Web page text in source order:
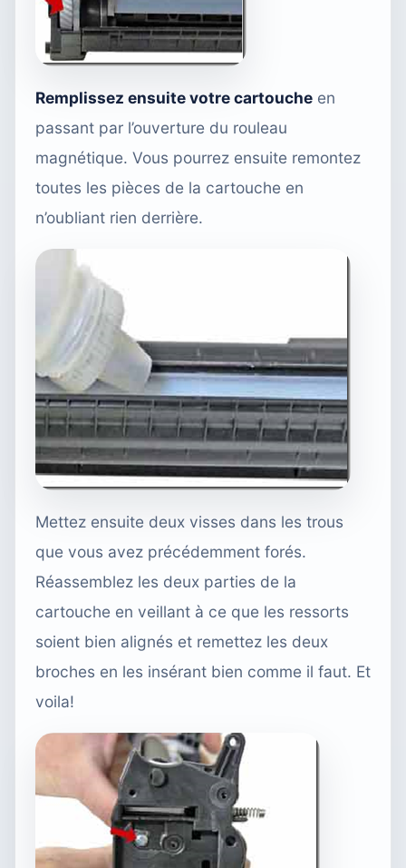
Remplissez ensuite votre cartouche en
passant par l’ouverture du rouleau
magnétique. Vous pourrez ensuite remontez
toutes les pièces de la cartouche en
n’oubliant rien derrière.
Mettez ensuite deux visses dans les trous
que vous avez précédemment forés.
Réassemblez les deux parties de la
cartouche en veillant à ce que les ressorts
soient bien alignés et remettez les deux
broches en les insérant bien comme il faut. Et
voila!